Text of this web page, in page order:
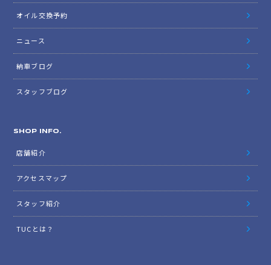
オイル交換予約
ニュース
納車ブログ
スタッフブログ
SHOP INFO.
店舗紹介
アクセスマップ
スタッフ紹介
TUCとは？